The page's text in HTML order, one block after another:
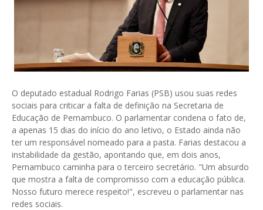
O deputado estadual Rodrigo Farias (PSB) usou suas redes
sociais para criticar a falta de definição na Secretaria de
Educação de Pernambuco. O parlamentar condena o fato de,
a apenas 15 dias do início do ano letivo, o Estado ainda não
ter um responsável nomeado para a pasta. Farias destacou a
instabilidade da gestão, apontando que, em dois anos,
Pernambuco caminha para o terceiro secretário. "Um absurdo
que mostra a falta de compromisso com a educação pública.
Nosso futuro merece respeito!", escreveu o parlamentar nas
redes sociais.